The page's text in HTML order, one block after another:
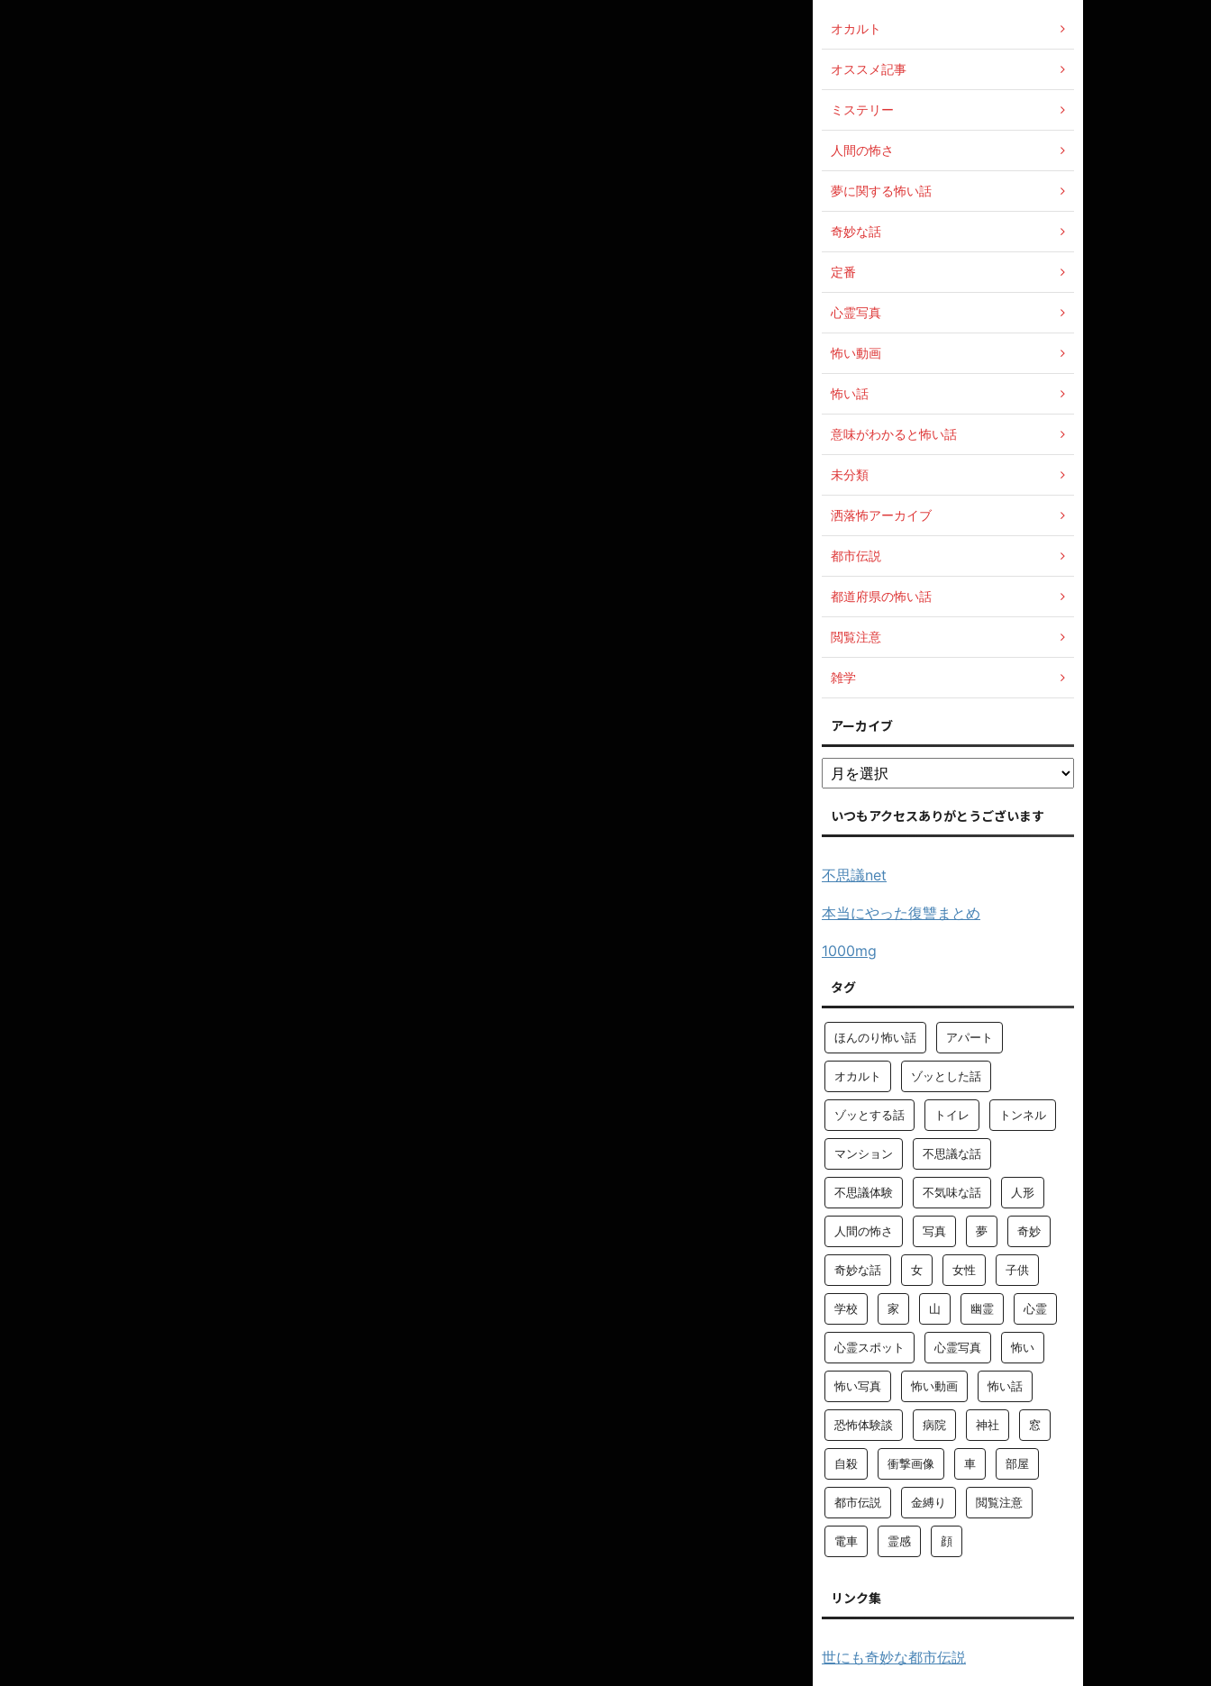
オカルト
オススメ記事
ミステリー
人間の怖さ
夢に関する怖い話
奇妙な話
定番
心霊写真
怖い動画
怖い話
意味がわかると怖い話
未分類
洒落怖アーカイブ
都市伝説
都道府県の怖い話
閲覧注意
雑学
アーカイブ
いつもアクセスありがとうございます
不思議net
本当にやった復讐まとめ
1000mg
タグ
ほんのり怖い話 アパート
オカルト ゾッとした話
ゾッとする話 トイレ トンネル
マンション 不思議な話
不思議体験 不気味な話 人形
人間の怖さ 写真 夢 奇妙
奇妙な話 女 女性 子供
学校 家 山 幽霊 心霊
心霊スポット 心霊写真 怖い
怖い写真 怖い動画 怖い話
恐怖体験談 病院 神社 窓
自殺 衝撃画像 車 部屋
都市伝説 金縛り 閲覧注意
電車 霊感 顔
リンク集
世にも奇妙な都市伝説